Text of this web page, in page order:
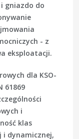
gniazdo do
- z
eksploatacji.
dla KSO-
61869
i
klas
i dynamicznej,